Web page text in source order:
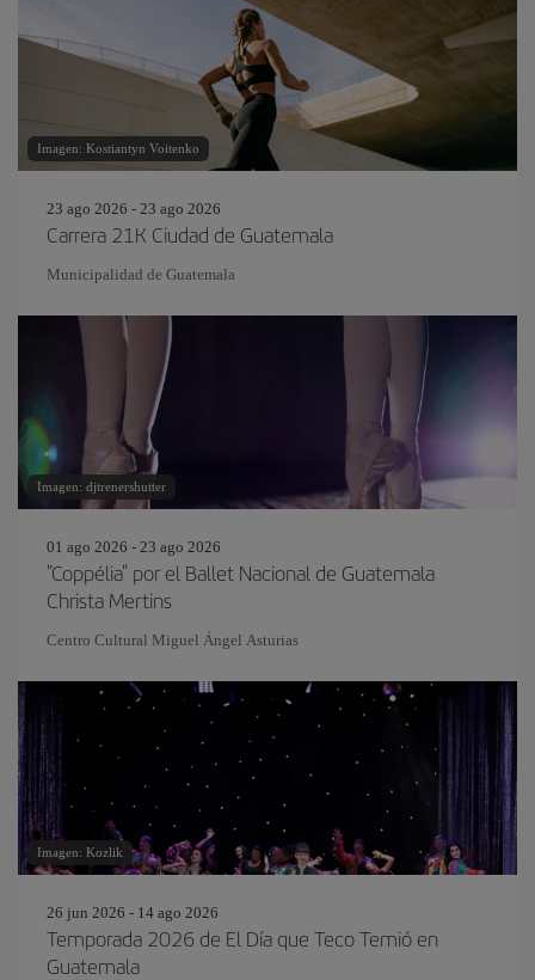
Imagen: Kostiantyn Voitenko
23 ago 2026 - 23 ago 2026
Carrera 21K Ciudad de Guatemala
Municipalidad de Guatemala
Imagen: djtrenershutter
01 ago 2026 - 23 ago 2026
"Coppélia" por el Ballet Nacional de Guatemala
Christa Mertins
Centro Cultural Miguel Ángel Asturias
Imagen: Kozlik
26 jun 2026 - 14 ago 2026
Temporada 2026 de El Día que Teco Temió en
Guatemala